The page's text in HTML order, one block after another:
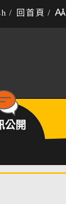
/ 回首頁 /
公開